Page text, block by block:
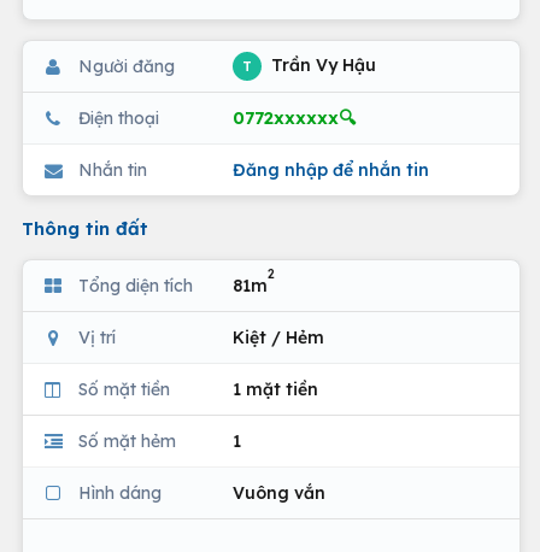
Người đăng T Trần Vy Hậu
Điện thoại 0772xxxxxx🔍
Nhắn tin Đăng nhập để nhắn tin
Thông tin đất
Tổng diện tích 81m
2
Vị trí Kiệt / Hẻm
Số mặt tiền 1 mặt tiền
Số mặt hẻm 1
Hình dáng Vuông vắn